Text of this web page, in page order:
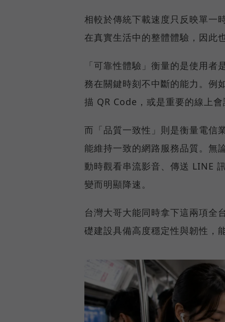
相較於傳統下載速度只反映單一
在真實生活中的整體體驗，因此
「可靠性體驗」衡量的是使用
務在關鍵時刻不中斷的能力。例
描 QR Code，或是重要的線上
而「品質一致性」則是衡量電信
能維持一致的網路服務品質。無
動時觀看串流影音、傳送 LINE
變而明顯降速。
台灣大哥大能同時拿下這兩項全
礎建設具備高度穩定性與韌性，